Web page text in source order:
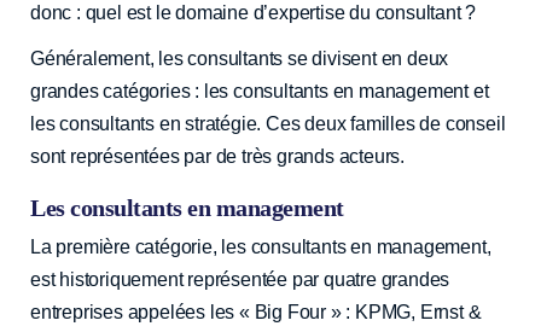
donc : quel est le domaine d’expertise du consultant ?
Généralement, les consultants se divisent en deux
grandes catégories : les consultants en management et
les consultants en stratégie. Ces deux familles de conseil
sont représentées par de très grands acteurs.
Les consultants en management
La première catégorie, les consultants en management,
est historiquement représentée par quatre grandes
entreprises appelées les « Big Four » : KPMG, Ernst &